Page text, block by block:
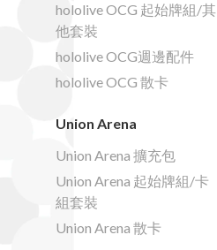
hololive OCG 起始牌組/其
他套裝
hololive OCG週邊配件
hololive OCG 散卡
Union Arena
Union Arena 擴充包
Union Arena 起始牌組/卡
組套裝
Union Arena 散卡